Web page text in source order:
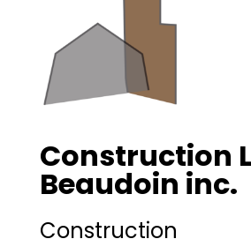
Construction
Beaudoin inc.
Construction